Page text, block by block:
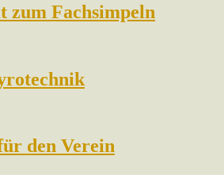
zum Fachsimpeln
den Verein